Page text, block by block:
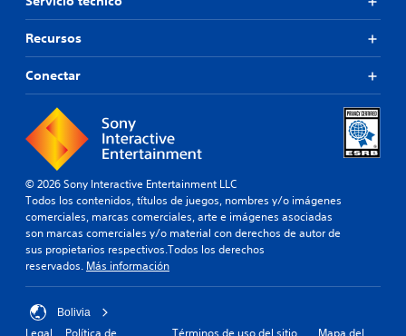
Recursos
Conectar
© 2026 Sony Interactive Entertainment LLC
Todos los contenidos, títulos de juegos, nombres y/o imágenes
comerciales, marcas comerciales, arte e imágenes asociadas
son marcas comerciales y/o material con derechos de autor de
sus propietarios respectivos.Todos los derechos
reservados. Más información
Bolivia
Legal Política de Términos de uso del sitio Mapa del